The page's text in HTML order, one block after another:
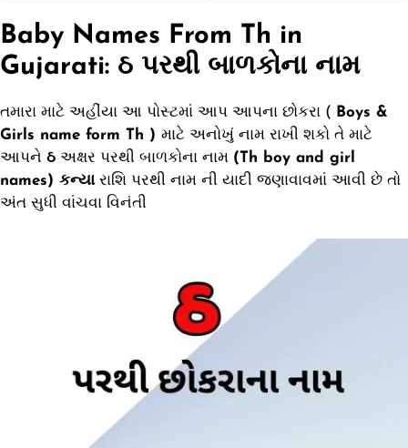
Baby Names From Th in
Gujarati: ઠ પરથી બાળકોના નામ
તમારા માટે અહીંયા આ પોસ્ટમાં આપ આપના છોકરા (
Boys &
Girls name form Th ) માટે અનોખું નામ રાખી શકો તે માટે
આપને ઠ અક્ષર પરથી બાળકોના નામ (Th boy and girl
names) કન્યારાશિ પરથી નામ ની યાદી જણાવાવમાં આવી છે તો
અંત સુધી વાંચવા વિનંતી